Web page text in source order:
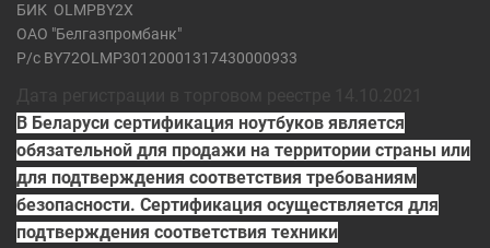
БИК OLMPBY2X
ОАО "Белгазпромбанк"
Р/с BY72OLMP30120001317430000933
В Беларуси сертификация ноутбуков является
обязательной для продажи на территории страны или
для подтверждения соответствия требованиям
безопасности. Сертификация осуществляется для
подтверждения соответствия техники